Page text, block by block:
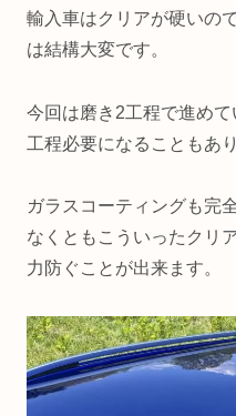
輸入車はクリアが硬いの
は結構大変です。
今回は磨き2工程で進め
工程必要になることもあり
ガラスコーティングも完
なくともこういったクリ
力防ぐことが出来ます。